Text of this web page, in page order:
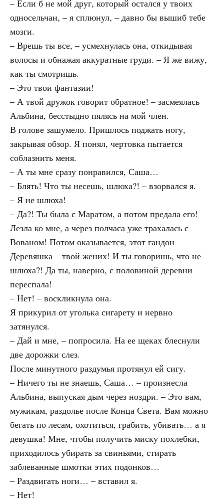
– Если б не мой друг, который остался у твоих
односельчан, – я сплюнул, – давно бы вышиб тебе
мозги.
– Врешь ты все, – усмехнулась она, откидывая
волосы и обнажая аккуратные груди. – Я же вижу,
как ты смотришь.
– Это твои фантазии!
– А твой дружок говорит обратное! – засмеялась
Альбина, бесстыдно пялясь на мой член.
В голове зашумело. Пришлось поджать ногу,
закрывая обзор. Я понял, чертовка пытается
соблазнить меня.
– А ты мне сразу понравился, Саша…
– Блять! Что ты несешь, шлюха?! – взорвался я.
– Я не шлюха!
– Да?! Ты была с Маратом, а потом предала его!
Лезла ко мне, а через полчаса уже трахалась с
Вованом! Потом оказывается, этот гандон
Деревяшка – твой жених! И ты говоришь, что не
шлюха?! Да ты, наверно, с половиной деревни
переспала!
– Нет! – воскликнула она.
Я прикурил от уголька сигарету и нервно
затянулся.
– Дай и мне, – попросила. На ее щеках блеснули
две дорожки слез.
После минутного раздумья протянул ей сигу.
– Ничего ты не знаешь, Саша… – произнесла
Альбина, выпуская дым через ноздри. – Это вам,
мужикам, раздолье после Конца Света. Вам можно
бегать по лесам, охотиться, грабить, убивать… а я
девушка! Мне, чтобы получить миску похлебки,
приходилось убирать за свиньями, стирать
заблеванные шмотки этих подонков…
– Раздвигать ноги… – вставил я.
– Нет!